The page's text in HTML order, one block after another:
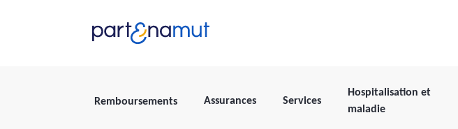
Remboursements Assurances Services
Hospitalisation et
maladie